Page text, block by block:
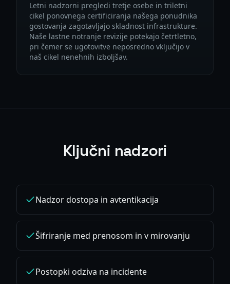
Letni nadzorni pregledi tretje osebe in triletni
cikel ponovnega certificiranja našega ponudnika
gostovanja zagotavljajo skladnost infrastrukture.
Naše lastne notranje revizije potekajo četrtletno,
pri čemer se ugotovitve neposredno vključijo v
naš cikel nenehnih izboljšav.
Ključni nadzori
Nadzor dostopa in avtentikacija
Šifriranje med prenosom in v mirovanju
Postopki odziva na incidente